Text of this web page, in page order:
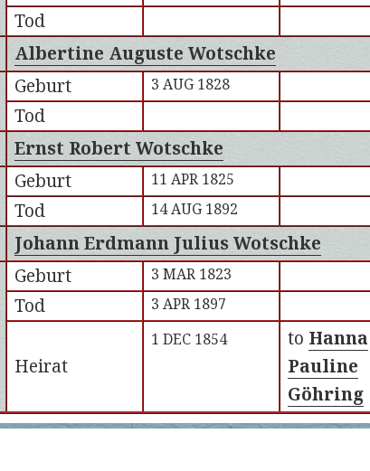
Tod
Albertine Auguste Wotschke
Geburt
3 AUG 1828
Tod
Ernst Robert Wotschke
Geburt
11 APR 1825
Tod 14 AUG 1892
Johann Erdmann Julius Wotschke
Geburt
3 MAR 1823
Tod 3 APR 1897
Heirat
1 DEC 1854 to Hanna
Pauline
Göhring